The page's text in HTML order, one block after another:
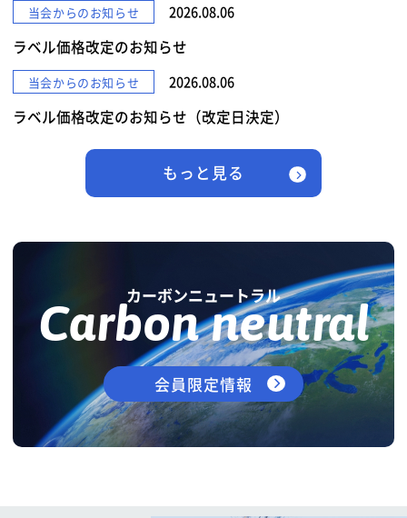
当会からのお知らせ 2026.08.06
ラベル価格改定のお知らせ
当会からのお知らせ 2026.08.06
ラベル価格改定のお知らせ（改定日決定）
もっと見る
カーボンニュートラル
Carbon neutral
会員限定情報